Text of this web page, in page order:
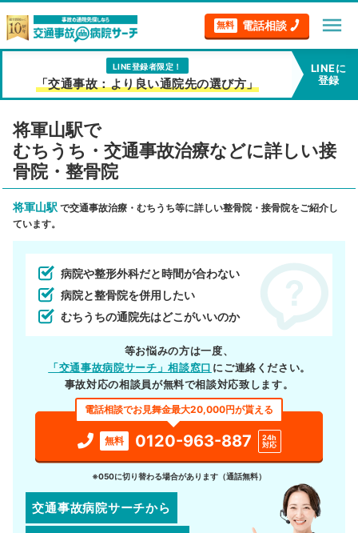
無料 電話相談 menu
LINE登録者限定！
「交通事故：より良い通院先の選び方」
LINEに
登録
将軍山駅で
むちうち・交通事故治療などに詳しい接
骨院・整骨院
将軍山駅 で交通事故治療・むちうち等に詳しい整骨院・接骨院をご紹介し
ています。
病院や整形外科だと時間が合わない
病院と整骨院を併用したい
むちうちの通院先はどこがいいのか
等お悩みの方は一度、
「交通事故病院サーチ」相談窓口 にご連絡ください。
事故対応の相談員が無料で相談対応致します。
電話相談でお見舞金最大20,000円が貰える
無料 0120-963-887
24h
対応
※050に切り替わる場合があります（通話無料）
交通事故病院サーチから